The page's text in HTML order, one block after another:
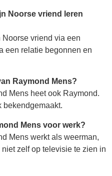
Noorse vriend leren
vriend via een
een relatie begonnen en
Raymond Mens?
Mens heet ook Raymond.
bekendgemaakt.
Mens voor werk?
Mens werkt als weerman,
zelf op televisie te zien in